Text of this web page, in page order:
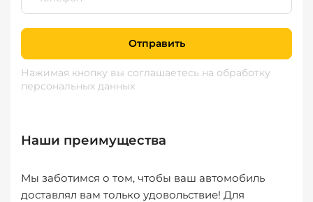
Отправить
Нажимая кнопку вы соглашаетесь на обработку
персональных данных
Наши преимущества
Мы заботимся о том, чтобы ваш автомобиль
доставлял вам только удовольствие! Для